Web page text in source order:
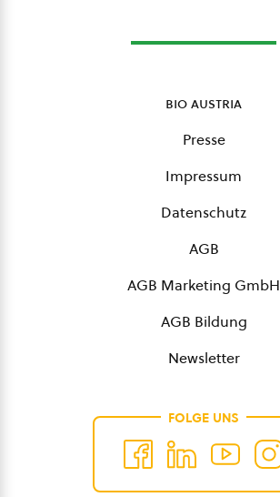
bio austria
Presse
Impressum
Datenschutz
AGB
AGB Marketing GmbH
AGB Bildung
Newsletter
FOLGE UNS